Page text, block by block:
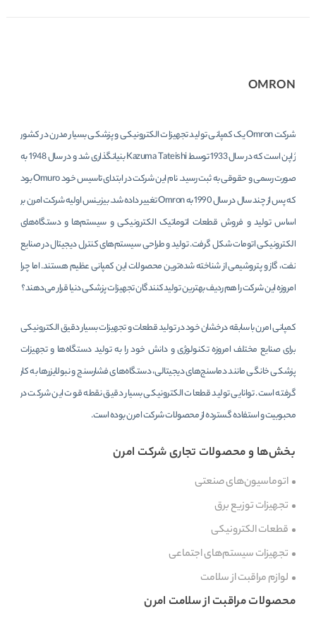
OMRON
شرکت Omron
یک کمپانی تولید تجهیزات الکترونیکی و پزشکی بسیار مدرن در کشور
ژاپن است که در سال 1933 توسط Kazuma Tateishi بنیانگذاری شد و در سال 1948 به
صورت رسمی و حقوقی به ثبت رسید. نام این شرکت در ابتدای تاسیس خود Omuro بود
که پس از چند سال در سال 1990 به Omron تغییر داده شد. بیزینس اولیه شرکت امرن بر
اساس تولید و فروش قطعات اتوماتیک الکترونیکی و سیستم‌ها و دستگاه‌های
الکترونیکی اتومات شکل گرفت. تولید و طراحی سیستم‌های کنترل دیجیتال در صنایع
نفت، گاز و پتروشیمی از شناخته شده‌ترین محصولات این کمپانی عظیم هستند. اما چرا
امروزه این شرکت را هم ردیف بهترین تولیدکنندگان تجهیزات پزشکی دنیا قرار می‌دهند؟
کمپانی امرن با سابقه درخشان خود در تولید قطعات و تجهیزات بسیار دقیق الکترونیکی
برای صنایع مختلف امروزه تکنولوژی و دانش خود را به تولید دستگاه‌ها و تجهیزات
پزشکی خانگی مانند دماسنج‌های دیجیتالی، دستگاه‌های فشارسنج و نبولایزرها به کار
گرفته است. توانایی تولید قطعات الکترونیکی بسیار دقیق نقطه قوت این شرکت در
محبوبیت و استفاده گسترده از محصولات شرکت امرن بوده است.
بخش‌ها و محصولات تجاری شرکت امرن
اتوماسیون‌های صنعتی
تجهیزات توزیع برق
قطعات الکترونیکی
تجهیزات سیستم‌های اجتماعی
لوازم مراقبت از سلامت
محصولات مراقبت از سلامت امرن